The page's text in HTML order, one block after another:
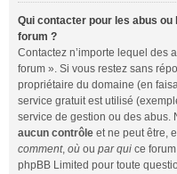
Qui contacter pour les abus
forum ?
Contactez n’importe lequel des
forum ». Si vous restez sans
propriétaire du domaine (en
service gratuit est utilisé
service de gestion ou des abus.
aucun contrôle et ne peut être,
comment, où ou par qui ce
phpBB Limited pour toute